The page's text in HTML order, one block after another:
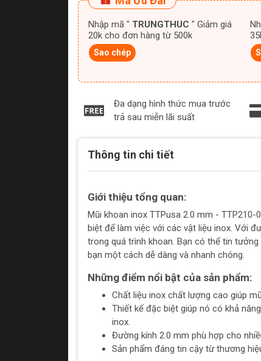
Nhập mã " TRUNGTHUC " Giảm giá
20k cho đơn hàng từ 500k
Sao chép
Đa dạng hình thức mua trước
trả sau miễn lãi suất
Thông tin chi tiết
Giới thiệu tổng quan:
Mũi khoan inox TTPusa 2.0 mm -
biệt để làm việc với các vật liệu inox. Với
trong quá trình khoan. Bạn có thể tin
bạn một cách dễ dàng và nhanh chóng.
Những điểm nổi bật của sản phẩm:
Chất liệu inox chất lượng cao giúp
Thiết kế đặc biệt giúp nó có khả
inox.
Đường kính 2.0 mm phù hợp cho
Sản phẩm đáng tin cậy từ thương